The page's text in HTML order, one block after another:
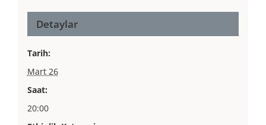
Detaylar
Tarih:
Mart 26
Saat:
20:00